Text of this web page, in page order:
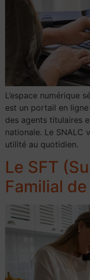
L’espace numérique
est un portail en
des agents titulaires
nationale. Le SNALC
utilité au quotidien.
Le SFT
Familial